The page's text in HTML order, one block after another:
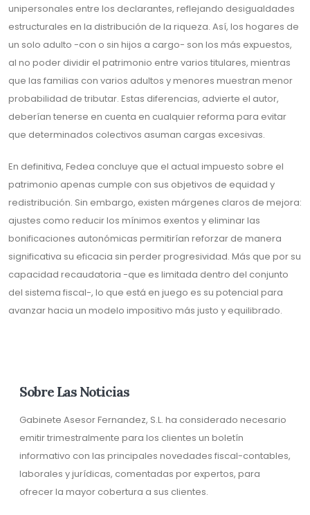
unipersonales entre los declarantes, reflejando desigualdades
estructurales en la distribución de la riqueza. Así, los hogares de
un solo adulto -con o sin hijos a cargo- son los más expuestos,
al no poder dividir el patrimonio entre varios titulares, mientras
que las familias con varios adultos y menores muestran menor
probabilidad de tributar. Estas diferencias, advierte el autor,
deberían tenerse en cuenta en cualquier reforma para evitar
que determinados colectivos asuman cargas excesivas.
En definitiva, Fedea concluye que el actual impuesto sobre el
patrimonio apenas cumple con sus objetivos de equidad y
redistribución. Sin embargo, existen márgenes claros de mejora:
ajustes como reducir los mínimos exentos y eliminar las
bonificaciones autonómicas permitirían reforzar de manera
significativa su eficacia sin perder progresividad. Más que por su
capacidad recaudatoria -que es limitada dentro del conjunto
del sistema fiscal-, lo que está en juego es su potencial para
avanzar hacia un modelo impositivo más justo y equilibrado.
Sobre Las Noticias
Gabinete Asesor Fernandez, S.L. ha considerado necesario
emitir trimestralmente para los clientes un boletín
informativo con las principales novedades fiscal-contables,
laborales y jurídicas, comentadas por expertos, para
ofrecer la mayor cobertura a sus clientes.